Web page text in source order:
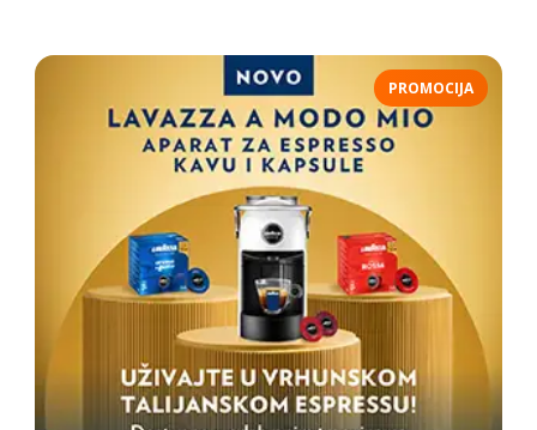
PROMOCIJA